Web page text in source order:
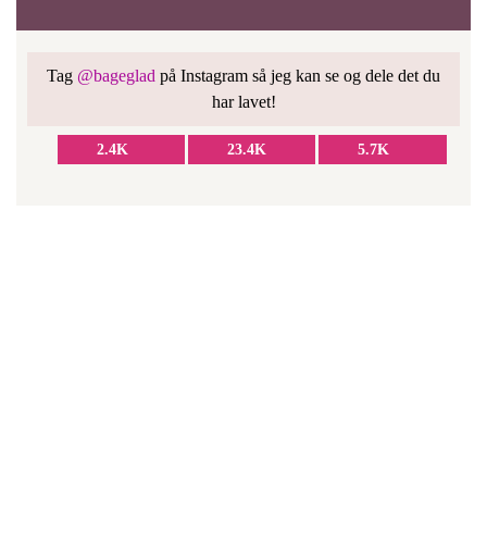
Tag @bageglad på Instagram så jeg kan se og dele det du
har lavet!
2.4K 23.4K 5.7K